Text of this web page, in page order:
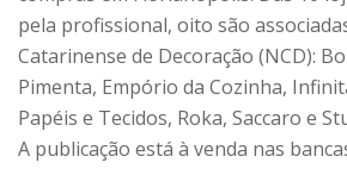
pela profissional, oito são
Catarinense de Decoração (NCD):
Pimenta, Empório da Cozinha,
Papéis e Tecidos, Roka, Saccaro e
A publicação está à venda nas